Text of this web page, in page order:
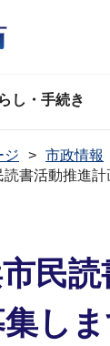
し・手続き
ジ 市政情報
読書活動推進
市民
し